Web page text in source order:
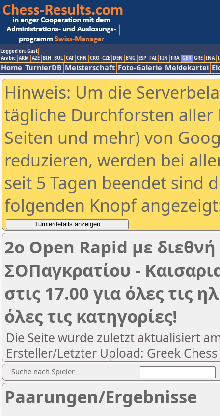
Logged on: Gast
Arabic ARM AZE BIH BUL CAT CHN CRO CZE DEN ENG ESP FAI FIN FRA GER GRE INA
Home TurnierDB Meisterschaft Foto-Galerie Meldekartei
Hinweis: Um die
tägliche Durchforsten aller
Seiten und mehr) von
reduzieren, werden bei
seit 5 Tagen beendet sind
folgenden Knopf
2o Open Rapid με
ΣΟΠαγκρατίου -
στις 17.00 για όλες τις
όλες τις κατηγορίες!
Die Seite wurde zuletzt aktualisiert
Ersteller/Letzter Upload: Greek
Suche nach Spieler
Paarungen/Ergebnisse